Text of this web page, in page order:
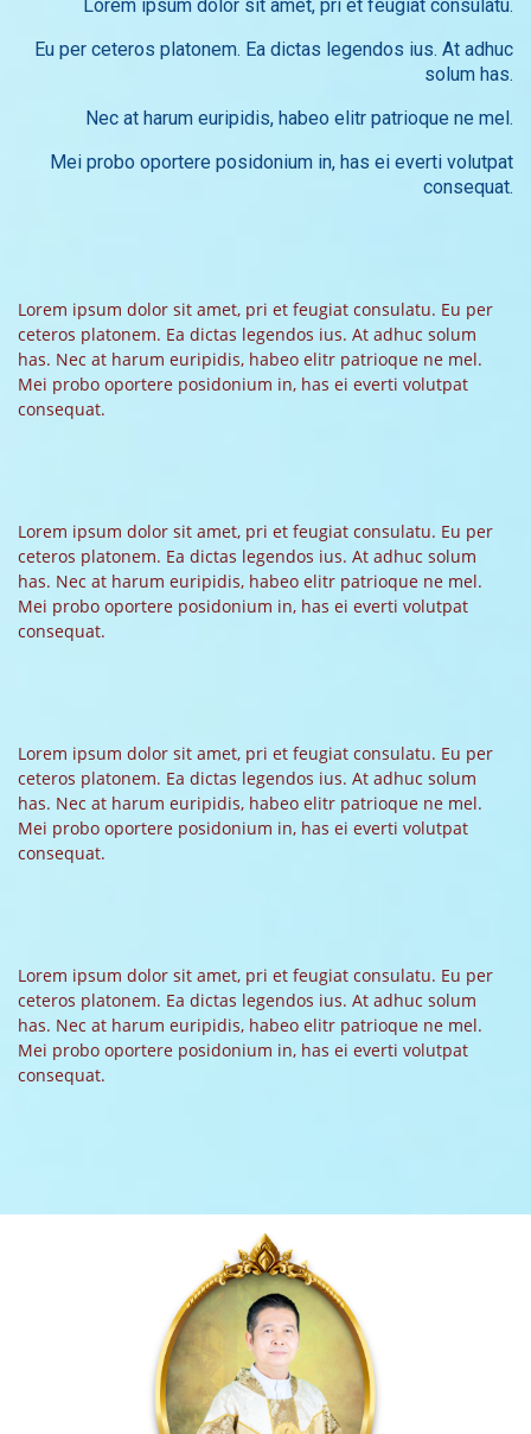
Lorem ipsum dolor sit amet, pri et feugiat consulatu.
Eu per ceteros platonem. Ea dictas legendos ius. At adhuc
solum has.
Nec at harum euripidis, habeo elitr patrioque ne mel.
Mei probo oportere posidonium in, has ei everti volutpat
consequat.
Lorem ipsum dolor sit amet, pri et feugiat consulatu. Eu per
ceteros platonem. Ea dictas legendos ius. At adhuc solum
has. Nec at harum euripidis, habeo elitr patrioque ne mel.
Mei probo oportere posidonium in, has ei everti volutpat
consequat.
Lorem ipsum dolor sit amet, pri et feugiat consulatu. Eu per
ceteros platonem. Ea dictas legendos ius. At adhuc solum
has. Nec at harum euripidis, habeo elitr patrioque ne mel.
Mei probo oportere posidonium in, has ei everti volutpat
consequat.
Lorem ipsum dolor sit amet, pri et feugiat consulatu. Eu per
ceteros platonem. Ea dictas legendos ius. At adhuc solum
has. Nec at harum euripidis, habeo elitr patrioque ne mel.
Mei probo oportere posidonium in, has ei everti volutpat
consequat.
Lorem ipsum dolor sit amet, pri et feugiat consulatu. Eu per
ceteros platonem. Ea dictas legendos ius. At adhuc solum
has. Nec at harum euripidis, habeo elitr patrioque ne mel.
Mei probo oportere posidonium in, has ei everti volutpat
consequat.